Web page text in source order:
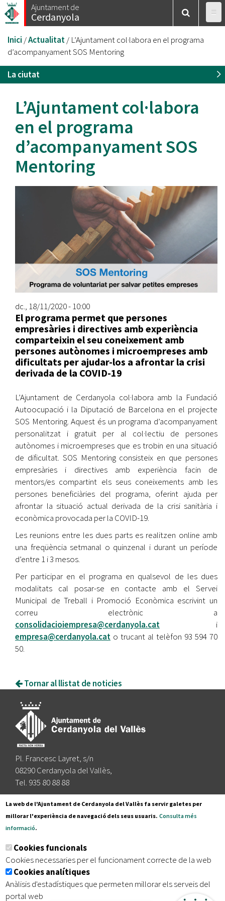
Vés
al
Ajuntament de
Cerdanyola
Esteu
aquí
Inici /Actualitat/ L’Ajuntament col·labora en el programa
d’acompanyament SOS Mentoring
La ciutat
L’Ajuntament col·labora
en el programa
d’acompanyament SOS
Mentoring
dc., 18/11/2020 - 10:00
El programa permet que persones
empresàries i directives amb experiència
comparteixin el seu coneixement amb
persones autònomes i microempreses amb
dificultats per ajudar-los a afrontar la crisi
derivada de la COVID-19
L’Ajuntament de Cerdanyola col·labora amb la Fundació
Autoocupació i la Diputació de Barcelona en el projecte
SOS Mentoring. Aquest és un programa d’acompanyament
personalitzat i gratuït per al col·lectiu de persones
autònomes i microempreses que es trobin en una situació
de dificultat. SOS Mentoring consisteix en que persones
empresàries i directives amb experiència facin de
mentors/es compartint els seus coneixements amb les
persones beneficiàries del programa, oferint ajuda per
afrontar la situació actual derivada de la crisi sanitària i
econòmica provocada per la COVID-19.
Les reunions entre les dues parts es realitzen online amb
una freqüència setmanal o quinzenal i durant un període
d’entre 1 i 3 mesos.
Per participar en el programa en qualsevol de les dues
modalitats cal posar-se en contacte amb el Servei
Municipal de Treball i Promoció Econòmica escrivint un
correu electrònic a
consolidacioiempresa@cerdanyola.cat i
empresa@cerdanyola.cat o trucant al telèfon 93 594 70
50.
Tornar al llistat de noticies
Pl. Francesc Layret, s/n
08290 Cerdanyola del Vallès,
Tel. 935 80 88 88
Segueix-nos a:
Subscriu-te al nostre butlletí
Inici | Avís legal | Protecció de dades
| Accessibilitat
La web de l'Ajuntament de Cerdanyola del Vallès fa servir galetes per
millorar l'experiència de navegació dels seus usuaris. Consulta més
informació.
Cookies funcionals
Cookies necessaries per el funcionament correcte de la web
Cookies analítiques
Anàlisis d'estadístiques que permeten millorar els serveis del
portal web